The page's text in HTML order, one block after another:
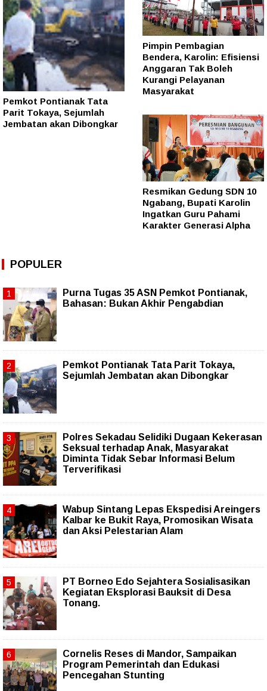
Pemkot Pontianak Tata
Parit Tokaya, Sejumlah
Jembatan akan Dibongkar
Pimpin Pembagian
Bendera, Karolin: Efisiensi
Anggaran Tak Boleh
Kurangi Pelayanan
Masyarakat
Resmikan Gedung SDN 10
Ngabang, Bupati Karolin
Ingatkan Guru Pahami
Karakter Generasi Alpha
POPULER
Purna Tugas 35 ASN Pemkot Pontianak,
Bahasan: Bukan Akhir Pengabdian
Pemkot Pontianak Tata Parit Tokaya,
Sejumlah Jembatan akan Dibongkar
Polres Sekadau Selidiki Dugaan Kekerasan
Seksual terhadap Anak, Masyarakat
Diminta Tidak Sebar Informasi Belum
Terverifikasi
Wabup Sintang Lepas Ekspedisi Areingers
Kalbar ke Bukit Raya, Promosikan Wisata
dan Aksi Pelestarian Alam
PT Borneo Edo Sejahtera Sosialisasikan
Kegiatan Eksplorasi Bauksit di Desa
Tonang.
Cornelis Reses di Mandor, Sampaikan
Program Pemerintah dan Edukasi
Pencegahan Stunting